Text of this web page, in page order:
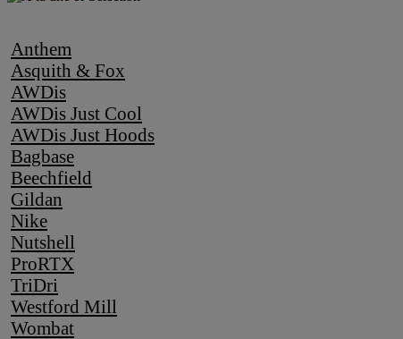
Anthem
Asquith & Fox
AWDis
AWDis Just Cool
AWDis Just Hoods
Bagbase
Beechfield
Gildan
Nike
Nutshell
ProRTX
TriDri
Westford Mill
Wombat